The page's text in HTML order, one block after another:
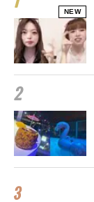
NEW